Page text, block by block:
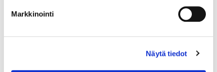
Markkinointi
Näytä tiedot